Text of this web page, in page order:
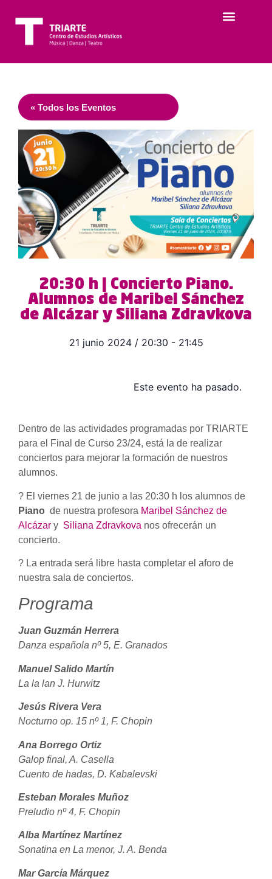
« Todos los Eventos
20:30 h | Concierto Piano.
Alumnos de Maribel Sánchez
de Alcázar y Siliana Zdravkova
21 junio 2024 / 20:30 - 21:45
Este evento ha pasado.
Dentro de las actividades programadas por TRIARTE
para el Final de Curso 23/24, está la de realizar
conciertos para mejorar la formación de nuestros
alumnos.
? El viernes 21 de junio a las 20:30 h los alumnos de
Piano de nuestra profesora Maribel Sánchez de
Alcázar y Siliana Zdravkova nos ofrecerán un
concierto.
? La entrada será libre hasta completar el aforo de
nuestra sala de conciertos.
Programa
Juan Guzmán Herrera
Danza española nº 5, E. Granados
Manuel Salido Martín
La la lan J. Hurwitz
Jesús Rivera Vera
Nocturno op. 15 nº 1, F. Chopin
Ana Borrego Ortiz
Galop final, A. Casella
Cuento de hadas, D. Kabalevski
Esteban Morales Muñoz
Preludio nº 4, F. Chopin
Alba Martínez Martínez
Sonatina en La menor, J. A. Benda
Mar García Márquez